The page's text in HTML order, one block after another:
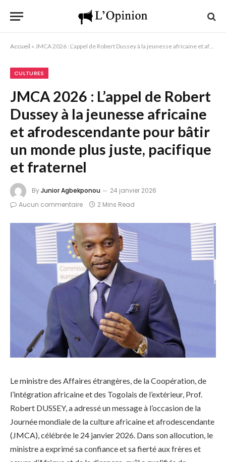
Accueil » JMCA 2026 : L’appel de Robert Dussey à la jeunesse africaine et afrodescendante pour bâtir un monde plus juste, pacifique et fraternel
CULTURES
JMCA 2026 : L’appel de Robert
Dussey à la jeunesse africaine
et afrodescendante pour bâtir
un monde plus juste, pacifique
et fraternel
ByJunior Agbekponou
24 janvier 2026
Aucun commentaire
2 Mins Read
Le ministre des Affaires étrangères, de la Coopération, de
l’intégration africaine et des Togolais de l’extérieur, Prof.
Robert DUSSEY, a adressé un message à l’occasion de la
Journée mondiale de la culture africaine et afrodescendante
(JMCA), célébrée le 24 janvier 2026. Dans son allocution, le
ministre a exprimé sa confiance et sa fierté aux frères et